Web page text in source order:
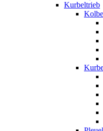
Kurbeltrieb